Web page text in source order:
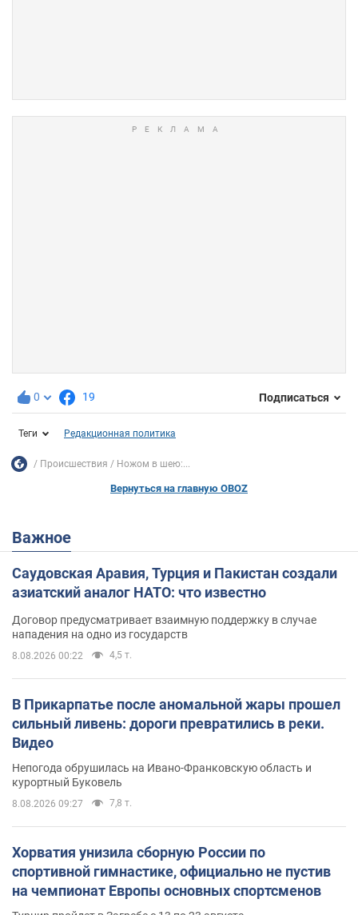
0 19 Подписаться
Теги Редакционная политика
Происшествия Ножом в шею:...
Вернуться на главную OBOZ
Важное
Саудовская Аравия, Турция и Пакистан создали
азиатский аналог НАТО: что известно
Договор предусматривает взаимную поддержку в случае
нападения на одно из государств
8.08.2026 00:22 4,5 т.
В Прикарпатье после аномальной жары прошел
сильный ливень: дороги превратились в реки.
Видео
Непогода обрушилась на Ивано-Франковскую область и
курортный Буковель
8.08.2026 09:27 7,8 т.
Хорватия унизила сборную России по
спортивной гимнастике, официально не пустив
на чемпионат Европы основных спортсменов